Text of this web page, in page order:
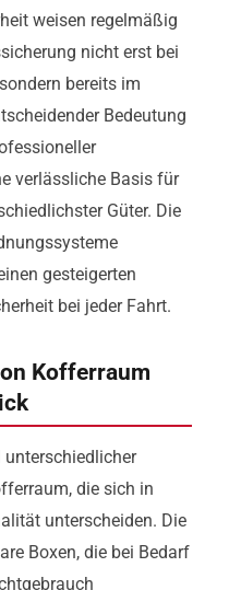
weisen regelmäßig
nicht erst bei
bereits im
Bedeutung
verlässliche Basis für
Güter. Die
gesteigerten
bei jeder Fahrt.
Kofferraum
unterschiedlicher
die sich in
unterscheiden. Die
Boxen, die bei Bedarf